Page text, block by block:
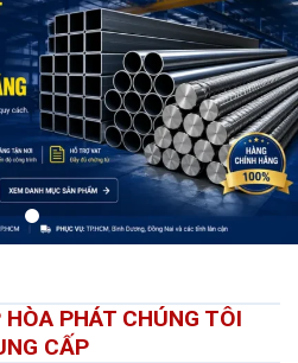
PHÁT CHÚNG TÔI
CẤP